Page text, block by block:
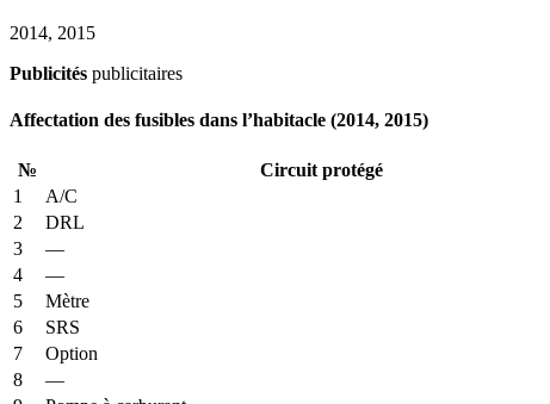
2014, 2015
Publicités publicitaires
Affectation des fusibles dans l’habitacle (2014, 2015)
№ Circuit protégé
1
A/C
2
DRL
3
—
4
—
5
Mètre
6
SRS
7
Option
8
—